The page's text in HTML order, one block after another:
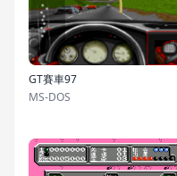
GT賽車97
MS-DOS